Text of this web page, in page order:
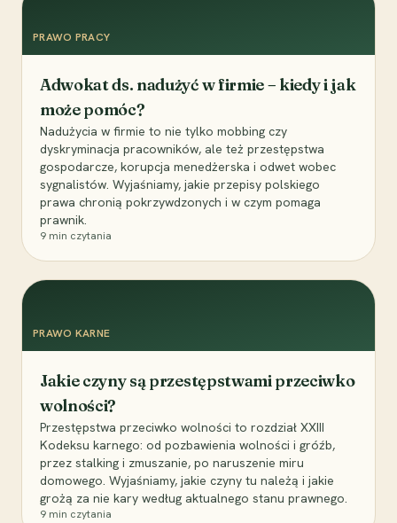
PRAWO PRACY
Adwokat ds. nadużyć w firmie – kiedy i jak
może pomóc?
Nadużycia w firmie to nie tylko mobbing czy
dyskryminacja pracowników, ale też przestępstwa
gospodarcze, korupcja menedżerska i odwet wobec
sygnalistów. Wyjaśniamy, jakie przepisy polskiego
prawa chronią pokrzywdzonych i w czym pomaga
prawnik.
9 min czytania
PRAWO KARNE
Jakie czyny są przestępstwami przeciwko
wolności?
Przestępstwa przeciwko wolności to rozdział XXIII
Kodeksu karnego: od pozbawienia wolności i gróźb,
przez stalking i zmuszanie, po naruszenie miru
domowego. Wyjaśniamy, jakie czyny tu należą i jakie
grożą za nie kary według aktualnego stanu prawnego.
9 min czytania